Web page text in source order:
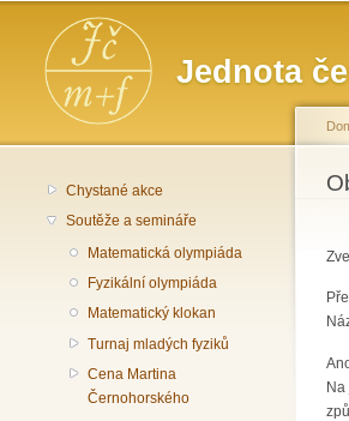
Jednota
Hlavní menu
Chystané akce
Soutěže a semináře
Matematická olympiáda
Fyzikální olympiáda
Matematický klokan
Turnaj mladých fyziků
Cena Martina
Černohorského
Na